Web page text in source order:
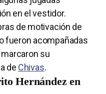
en el vestidor.
de motivación de
fueron acompañadas
su
de Chivas.
Hernández en